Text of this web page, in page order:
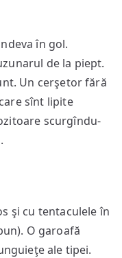
în gol.
de la piept.
Un cerşetor fără
sînt lipite
scurgîndu-
şi cu tentaculele în
O garoafă
ale tipei.